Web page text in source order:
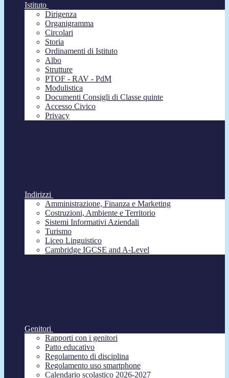
Istituto
Dirigenza
Organigramma
Circolari
Storia
Ordinamenti di Istituto
Albo
Strutture
PTOF - RAV - PdM
Modulistica
Documenti Consigli di Classe quinte
Accesso Civico
Privacy
Indirizzi
Amministrazione, Finanza e Marketing
Costruzioni, Ambiente e Territorio
Sistemi Informativi Aziendali
Turismo
Liceo Linguistico
Cambridge IGCSE and A-Level
Genitori
Rapporti con i genitori
Patto educativo
Regolamento di disciplina
Regolamento uso smartphone
Calendario scolastico 2026-2027